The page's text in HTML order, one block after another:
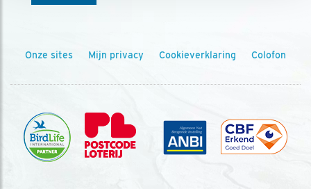
Onze sites Mijn privacy Cookieverklaring Colofon